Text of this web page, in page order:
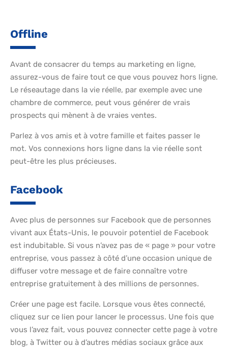
Offline
Avant de consacrer du temps au marketing en ligne,
assurez-vous de faire tout ce que vous pouvez hors ligne.
Le réseautage dans la vie réelle, par exemple avec une
chambre de commerce, peut vous générer de vrais
prospects qui mènent à de vraies ventes.
Parlez à vos amis et à votre famille et faites passer le
mot. Vos connexions hors ligne dans la vie réelle sont
peut-être les plus précieuses.
Facebook
Avec plus de personnes sur Facebook que de personnes
vivant aux États-Unis, le pouvoir potentiel de Facebook
est indubitable. Si vous n’avez pas de « page » pour votre
entreprise, vous passez à côté d’une occasion unique de
diffuser votre message et de faire connaître votre
entreprise gratuitement à des millions de personnes.
Créer une page est facile. Lorsque vous êtes connecté,
cliquez sur ce lien pour lancer le processus. Une fois que
vous l’avez fait, vous pouvez connecter cette page à votre
blog, à Twitter ou à d’autres médias sociaux grâce aux